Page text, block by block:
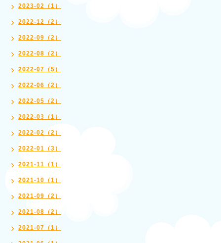
2023-02（1）
2022-12（2）
2022-09（2）
2022-08（2）
2022-07（5）
2022-06（2）
2022-05（2）
2022-03（1）
2022-02（2）
2022-01（3）
2021-11（1）
2021-10（1）
2021-09（2）
2021-08（2）
2021-07（1）